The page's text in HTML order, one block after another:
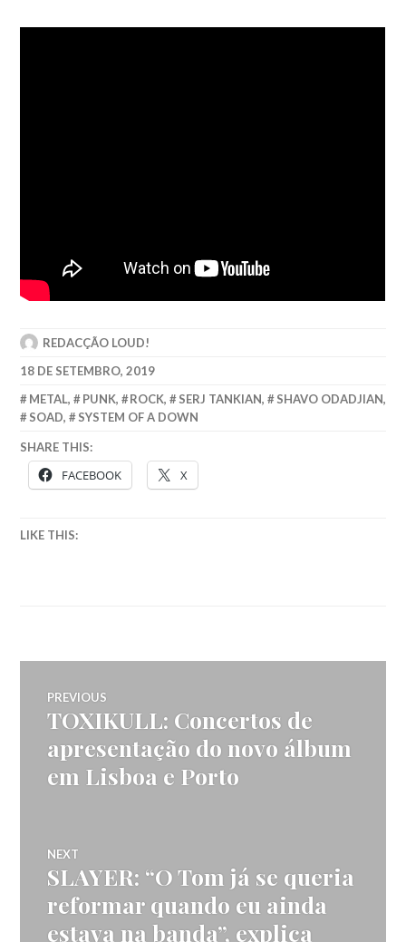
REDACÇÃO LOUD!
18 DE SETEMBRO, 2019
METAL, PUNK, ROCK, SERJ TANKIAN, SHAVO ODADJIAN,
SOAD, SYSTEM OF A DOWN
SHARE THIS:
FACEBOOK X
LIKE THIS:
Navegação
de
artigos
PREVIOUS
Previous
TOXIKULL: Concertos de
apresentação do novo álbum
em Lisboa e Porto
NEXT
Next
post:
SLAYER: “O Tom já se queria
reformar quando eu ainda
estava na banda”, explica